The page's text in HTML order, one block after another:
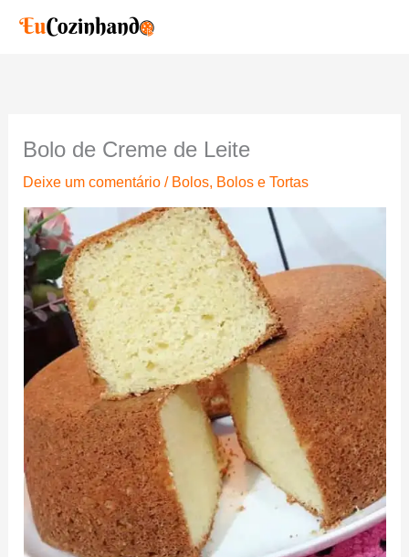
para
Bolo de Creme de Leite
Deixe um comentário / Bolos Bolos e Tortas